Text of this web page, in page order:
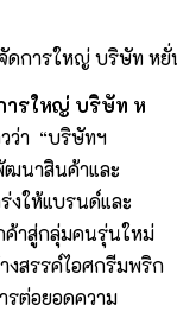
ดการใหญ่ บริษัท ห
ารใหญ่ บริษัท ห
ว่า “บริษัทฯ
นาสินค้าและ
งให้แบรนด์และ
ค้าสู่กลุ่มคนรุ่นใหม่
งสรรค์ไอศกรีมพริก
รต่อยอดความ